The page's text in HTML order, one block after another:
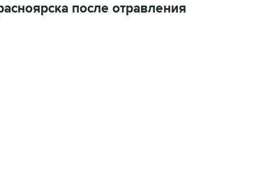
после отравления